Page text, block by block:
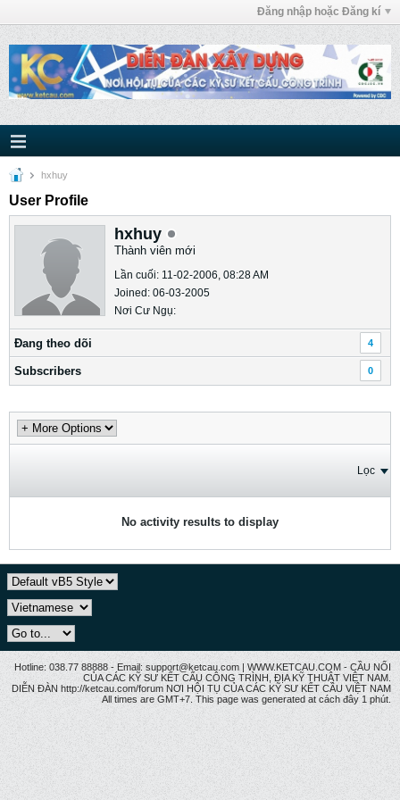
Đăng nhập hoặc Đăng kí
hxhuy
User Profile
hxhuy
Thành viên mới
Lần cuối: 11-02-2006, 08:28 AM
Joined: 06-03-2005
Nơi Cư Ngụ:
Ðang theo dõi 4
Subscribers 0
Lọc
No activity results to display
Hotline: 038.77 88888 - Email: support@ketcau.com | WWW.KETCAU.COM - CẦU NỐI
CỦA CÁC KỸ SƯ KẾT CẤU CÔNG TRÌNH, ĐỊA KỸ THUẬT VIỆT NAM.
DIỄN ĐÀN http://ketcau.com/forum NƠI HỘI TỤ CỦA CÁC KỸ SƯ KẾT CÂU VIỆT NAM
All times are GMT+7. This page was generated at cách đây 1 phút.